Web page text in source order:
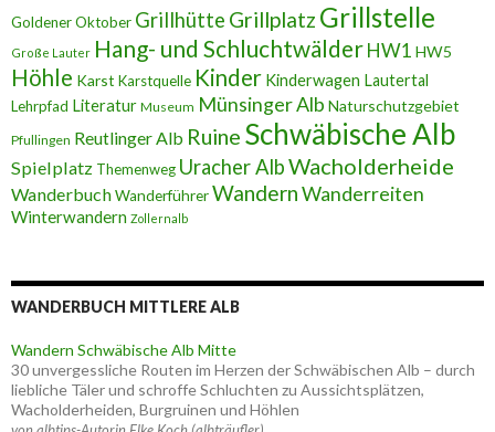
Goldener Oktober Grillhütte Grillplatz Grillstelle
Große Lauter Hang- und SchluchtwälderHW1 HW5
Höhle Karst Karstquelle Kinder Kinderwagen Lautertal
Lehrpfad Literatur Museum Münsinger Alb Naturschutzgebiet
Pfullingen Reutlinger Alb Ruine Schwäbische Alb
Spielplatz Themenweg Uracher AlbWacholderheide
WanderbuchWanderführerWandernWanderreiten
Winterwandern Zollernalb
WANDERBUCH MITTLERE ALB
Wandern Schwäbische Alb Mitte
30 unvergessliche Routen im Herzen der Schwäbischen Alb – durch
liebliche Täler und schroffe Schluchten zu Aussichtsplätzen,
Wacholderheiden, Burgruinen und Höhlen